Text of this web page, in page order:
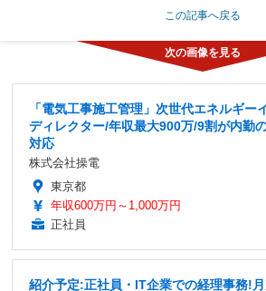
この記事へ戻る
「電気工事施工管理」次世代エネルギー
ディレクター/年収最大900万/9割が内勤
対応
株式会社操電
東京都
年収600万円～1,000万円
正社員
紹介予定:正社員・IT企業での経理事務!